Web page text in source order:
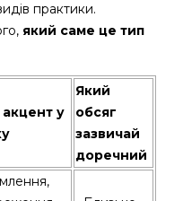
практики.
який саме це тип
у
Який
обсяг
зазвичай
доречний